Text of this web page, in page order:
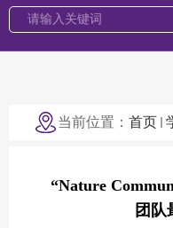
当前位置： 首页
“Nature
团队